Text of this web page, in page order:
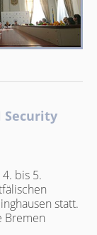
Security
bis 5.
statt.
Bremen